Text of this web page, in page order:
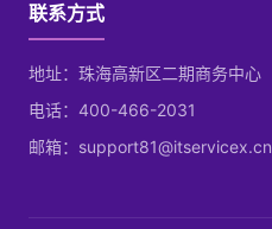
联系方式
地址：珠海高新区二期商务中心
电话：400-466-2031
邮箱：support81@itservicex.cn